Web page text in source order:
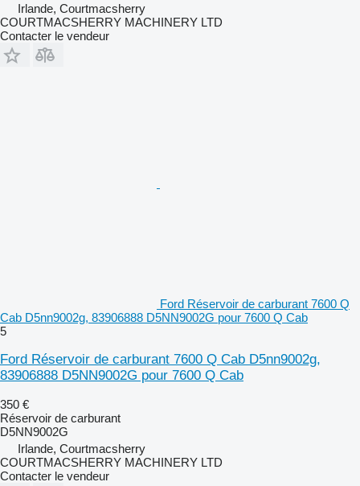
Irlande, Courtmacsherry
COURTMACSHERRY MACHINERY LTD
Contacter le vendeur
Ford Réservoir de carburant 7600 Q
Cab D5nn9002g, 83906888 D5NN9002G pour 7600 Q Cab
5
Ford Réservoir de carburant 7600 Q Cab D5nn9002g,
83906888 D5NN9002G pour 7600 Q Cab
350 €
Réservoir de carburant
D5NN9002G
Irlande, Courtmacsherry
COURTMACSHERRY MACHINERY LTD
Contacter le vendeur